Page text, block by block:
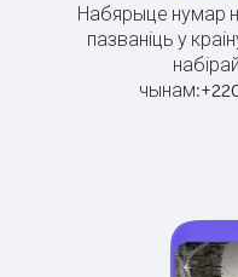
Набярыце нумар
пазваніць у
чынам:+